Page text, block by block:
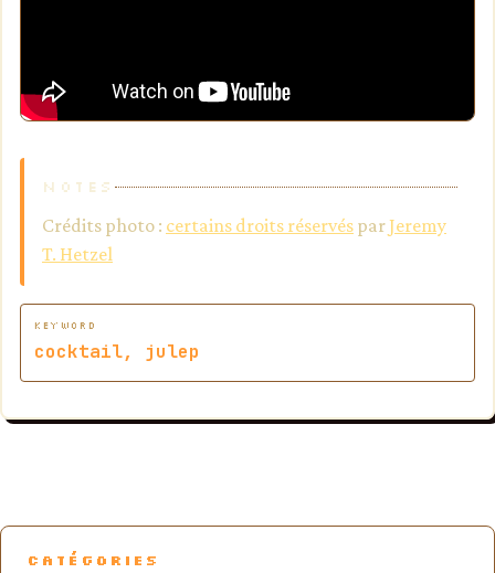
NOTES
Crédits photo : certains droits réservés parJeremy
T. Hetzel
KEYWORD
cocktail, julep
CATÉGORIES